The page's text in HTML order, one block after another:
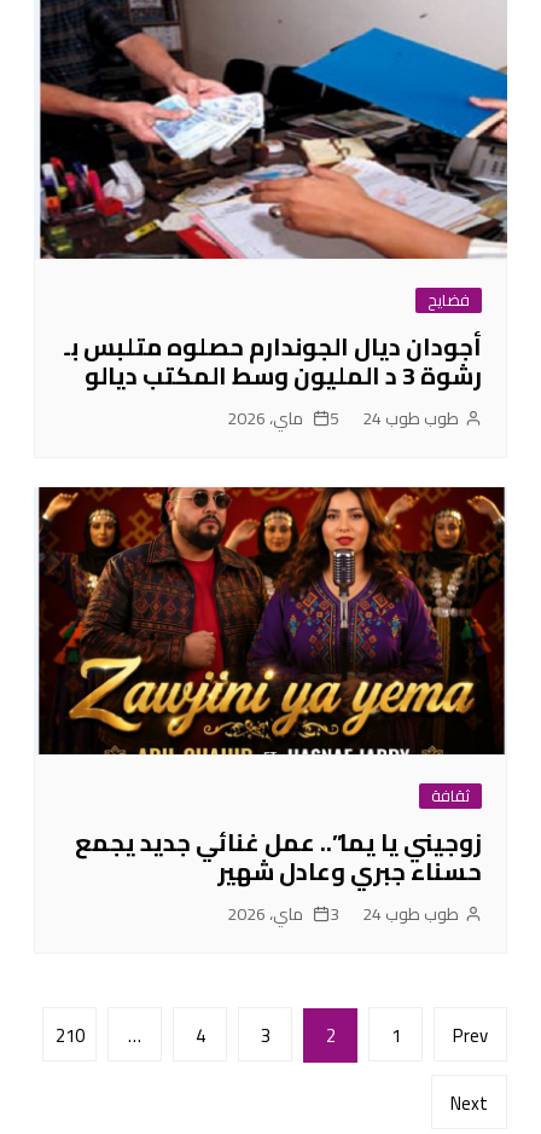
فضايح
أجودان ديال الجوندارم حصلوه متلبس بـ
رشوة 3 د المليون وسط المكتب ديالو
طوب طوب 24 5 ماي، 2026
ثقافة
زوجيني يا يما”.. عمل غنائي جديد يجمع
حسناء جبري وعادل شهير
طوب طوب 24 3 ماي، 2026
Posts
pagination
Prev
1
2
3
4
…
210
Next